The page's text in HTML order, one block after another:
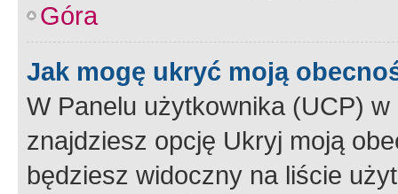
Góra
Jak mogę ukryć moją
W Panelu użytkownika (UCP) w
znajdziesz opcję Ukryj moją
będziesz widoczny na liście